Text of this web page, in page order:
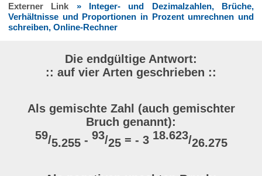
Externer Link » Integer- und Dezimalzahlen, Brüche,
Verhältnisse und Proportionen in Prozent umrechnen und
schreiben, Online-Rechner
Die endgültige Antwort:
:: auf vier Arten geschrieben ::
Als gemischte Zahl (auch gemischter
Bruch genannt):
59/5.255- 93/25= - 3 18.623/26.275